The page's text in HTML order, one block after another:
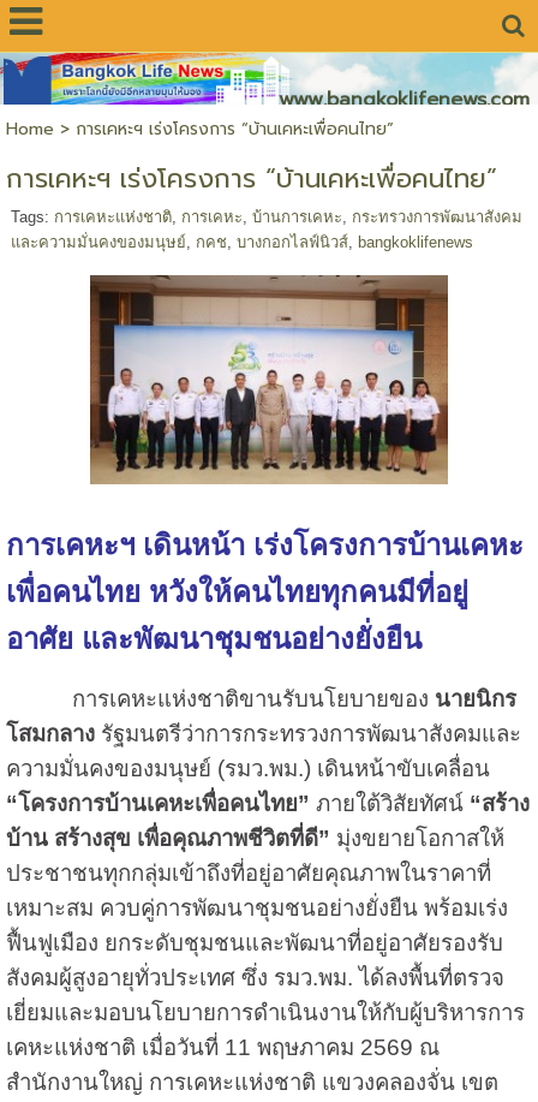
www.bangkoklifenews.com
Home > การเคหะฯ เร่งโครงการ “บ้านเคหะเพื่อคนไทย”
การเคหะฯ เร่งโครงการ “บ้านเคหะเพื่อคนไทย”
Tags: การเคหะแห่งชาติ, การเคหะ บ้านการเคหะ
กระทรวงการพัฒนาสังคม
และความมั่นคงของมนุษย์
กคช บางกอกไลฟ์นิวส์, bangkoklifenews
การเคหะฯ เดินหน้า เร่งโครงการบ้านเคหะ
เพื่อคนไทย หวังให้คนไทยทุกคนมีที่อยู่
อาศัย และพัฒนาชุมชนอย่างยั่งยืน
การเคหะแห่งชาติขานรับนโยบายของ นายนิกร
โสมกลางรัฐมนตรีว่าการกระทรวงการพัฒนาสังคมและ
ความมั่นคงของมนุษย์ (รมว.พม.) เดินหน้าขับเคลื่อน
“โครงการบ้านเคหะเพื่อคนไทย” ภายใต้วิสัยทัศน์ “สร้าง
บ้าน สร้างสุข เพื่อคุณภาพชีวิตที่ดี” มุ่งขยายโอกาสให้
ประชาชนทุกกลุ่มเข้าถึงที่อยู่อาศัยคุณภาพในราคาที่
เหมาะสม ควบคู่การพัฒนาชุมชนอย่างยั่งยืน พร้อมเร่ง
ฟื้นฟูเมือง ยกระดับชุมชนและพัฒนาที่อยู่อาศัยรองรับ
สังคมผู้สูงอายุทั่วประเทศ ซึ่ง รมว.พม. ได้ลงพื้นที่ตรวจ
เยี่ยมและมอบนโยบายการดำเนินงานให้กับผู้บริหารการ
เคหะแห่งชาติ เมื่อวันที่ 11 พฤษภาคม 2569 ณ
สำนักงานใหญ่ การเคหะแห่งชาติ แขวงคลองจั่น เขต